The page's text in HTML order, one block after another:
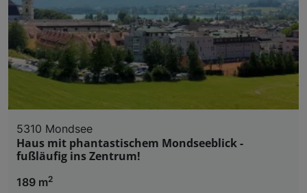
5310 Mondsee
Haus mit phantastischem Mondseeblick -
fußläufig ins Zentrum!
189 m2